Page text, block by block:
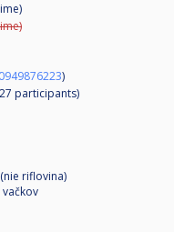
0949876223)
participants)
riflovina)
vačkov